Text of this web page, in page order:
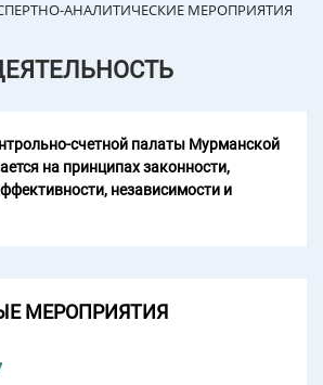
АНАЛИТИЧЕСКИЕ МЕРОПРИЯТИЯ
счетной палаты Мурманской
на принципах законности,
независимости и
МЕРОПРИЯТИЯ